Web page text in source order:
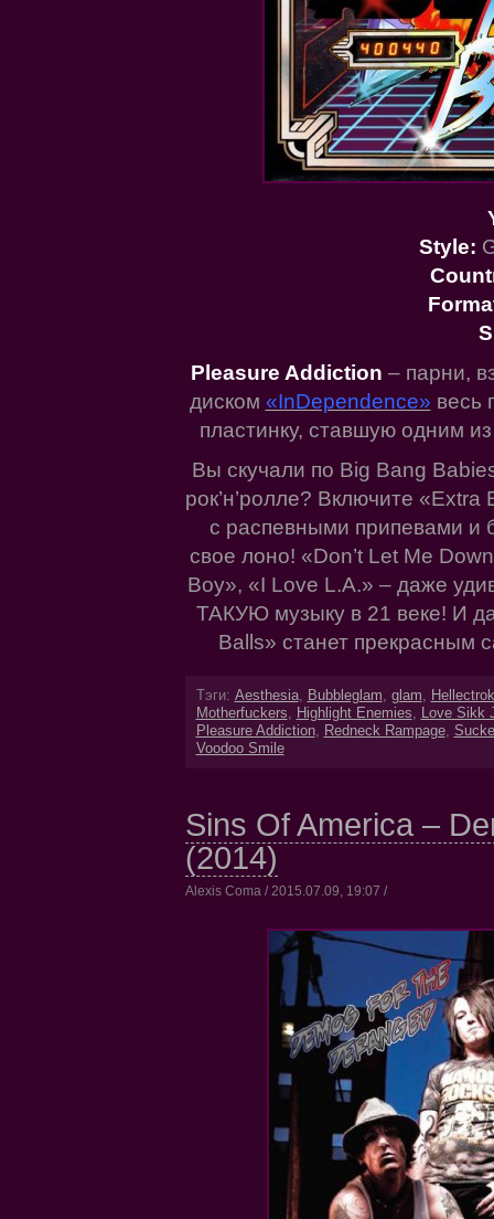
Style:
Pleasure Addiction – парни,
диском «InDependence» весь
пластинку, ставшую одним
Вы скучали по Big Bang
рок’н’ролле? Включите
с распевными припевами и
свое лоно! «Don’t Let Me
Boy», «I Love L.A.» – даже
ТАКУЮ музыку в 21 веке! И
Balls» станет прекрасным
Тэги: Aesthesia, Bubbleglam, glam,
Motherfuckers, Highlight Enemies, Love Sikk
Pleasure Addiction, Redneck Rampage,
Voodoo Smile
Sins Of America –
(2014)
Alexis Coma / 2015.07.09, 19:07 /